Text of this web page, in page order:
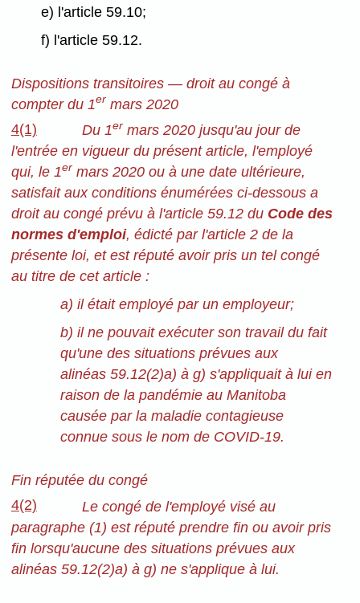
e) l'article 59.10;
f) l'article 59.12.
Dispositions transitoires — droit au congé à
compter du 1er mars 2020
4(1)
Du 1er mars 2020 jusqu'au jour de
l'entrée en vigueur du présent article, l'employé
qui, le 1er mars 2020 ou à une date ultérieure,
satisfait aux conditions énumérées ci-dessous a
droit au congé prévu à l'article 59.12 du Code des
normes d'emploi, édicté par l'article 2 de la
présente loi, et est réputé avoir pris un tel congé
au titre de cet article :
a) il était employé par un employeur;
b) il ne pouvait exécuter son travail du fait
qu'une des situations prévues aux
alinéas 59.12(2)a) à g) s'appliquait à lui en
raison de la pandémie au Manitoba
causée par la maladie contagieuse
connue sous le nom de COVID-19.
Fin réputée du congé
4(2)
Le congé de l'employé visé au
paragraphe (1) est réputé prendre fin ou avoir pris
fin lorsqu'aucune des situations prévues aux
alinéas 59.12(2)a) à g) ne s'applique à lui.